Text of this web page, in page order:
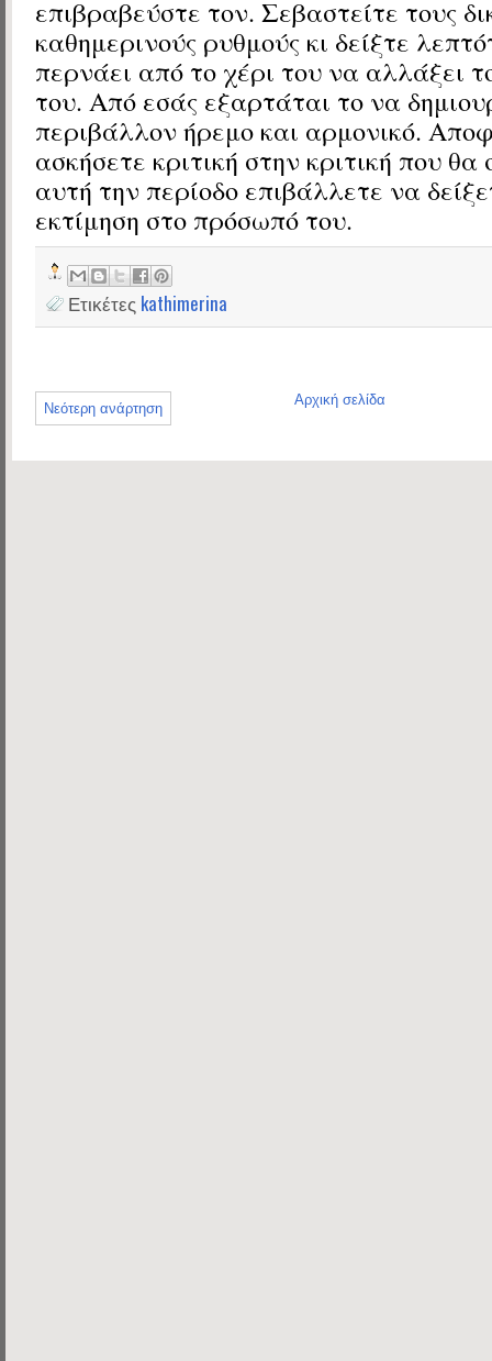
επιβραβεύστε τον. Σεβαστείτε τους
καθημερινούς ρυθμούς κι δείξτε
περνάει από το χέρι του να αλλάξει
του. Από εσάς εξαρτάται το να
περιβάλλον ήρεμο και αρμονικό.
ασκήσετε κριτική στην κριτική που θα
αυτή την περίοδο επιβάλλετε να
εκτίμηση στο πρόσωπό του.
Ετικέτες kathimerina
Νεότερη ανάρτηση
Αρχική σελίδα